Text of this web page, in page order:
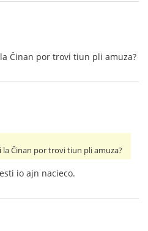
Ĉinan por trovi tiun pli amuza?
Ĉinan por trovi tiun pli amuza?
io ajn nacieco.